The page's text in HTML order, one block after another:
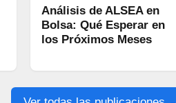
Análisis de ALSEA en
Bolsa: Qué Esperar en
los Próximos Meses